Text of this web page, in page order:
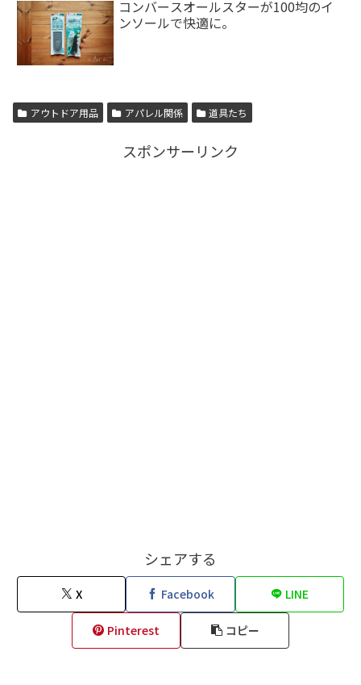
コンバースオールスターが100均のイ
ンソールで快適に。
アウトドア用品 アパレル関係 道具たち
スポンサーリンク
シェアする
X Facebook LINE
Pinterest コピー